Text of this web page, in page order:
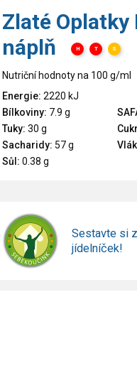
Zlaté
náplň
H T S
Nutriční hodnoty na 100 g/ml
Energie: 2220 kJ
Bílkoviny: 7.9 g
Tuky: 30 g
Sacharidy: 57 g
Sůl: 0.38 g
Sestavte si
jídelníček!